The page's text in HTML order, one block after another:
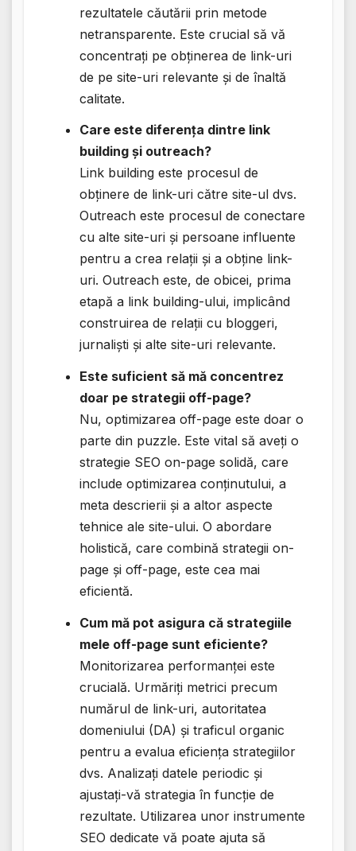
rezultatele căutării prin metode
netransparente. Este crucial să vă
concentrați pe obținerea de link-uri
de pe site-uri relevante și de înaltă
calitate.
Care este diferența dintre link
building și outreach?
Link building este procesul de
obținere de link-uri către site-ul dvs.
Outreach este procesul de conectare
cu alte site-uri și persoane influente
pentru a crea relații și a obține link-
uri. Outreach este, de obicei, prima
etapă a link building-ului, implicând
construirea de relații cu bloggeri,
jurnaliști și alte site-uri relevante.
Este suficient să mă concentrez
doar pe strategii off-page?
Nu, optimizarea off-page este doar o
parte din puzzle. Este vital să aveți o
strategie SEO on-page solidă, care
include optimizarea conținutului, a
meta descrierii și a altor aspecte
tehnice ale site-ului. O abordare
holistică, care combină strategii on-
page și off-page, este cea mai
eficientă.
Cum mă pot asigura că strategiile
mele off-page sunt eficiente?
Monitorizarea performanței este
crucială. Urmăriți metrici precum
numărul de link-uri, autoritatea
domeniului (DA) și traficul organic
pentru a evalua eficiența strategiilor
dvs. Analizați datele periodic și
ajustați-vă strategia în funcție de
rezultate. Utilizarea unor instrumente
SEO dedicate vă poate ajuta să